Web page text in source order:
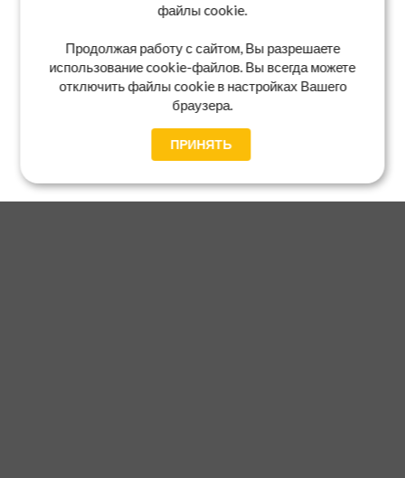
файлы cookie.
Продолжая работу с сайтом, Вы разрешаете
использование cookie-файлов. Вы всегда можете
отключить файлы cookie в настройках Вашего
браузера.
ПРИНЯТЬ